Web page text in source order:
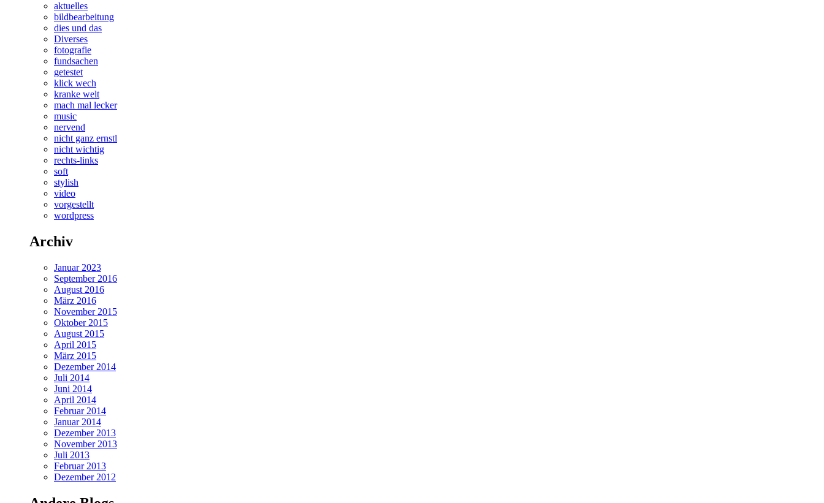
aktuelles
bildbearbeitung
dies und das
Diverses
fotografie
fundsachen
getestet
klick wech
kranke welt
mach mal lecker
music
nervend
nicht ganz ernstl
nicht wichtig
rechts-links
soft
stylish
video
vorgestellt
wordpress
Archiv
Januar 2023
September 2016
August 2016
März 2016
November 2015
Oktober 2015
August 2015
April 2015
März 2015
Dezember 2014
Juli 2014
Juni 2014
April 2014
Februar 2014
Januar 2014
Dezember 2013
November 2013
Juli 2013
Februar 2013
Dezember 2012